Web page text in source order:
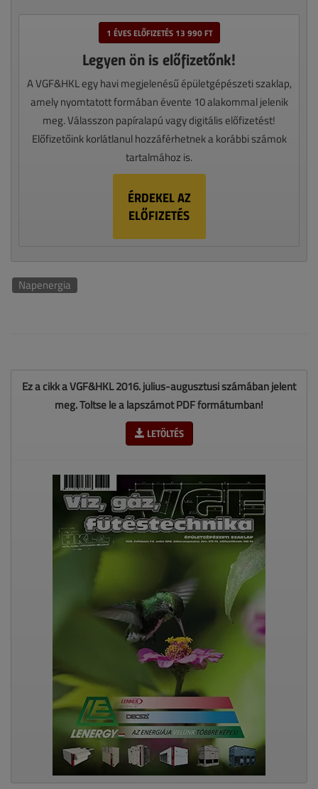
1 ÉVES ELŐFIZETÉS 13 990 FT
Legyen ön is előfizetőnk!
A VGF&HKL egy havi megjelenésű épületgépészeti szaklap,
amely nyomtatott formában évente 10 alakommal jelenik
meg. Válasszon papíralapú vagy digitális előfizetést!
Előfizetőink korlátlanul hozzáférhetnek a korábbi számok
tartalmához is.
ÉRDEKEL AZ
ELŐFIZETÉS
Napenergia
Ez a cikk a VGF&HKL 2016. július-augusztusi számában jelent
meg. Töltse le a lapszámot PDF formátumban!
LETÖLTÉS